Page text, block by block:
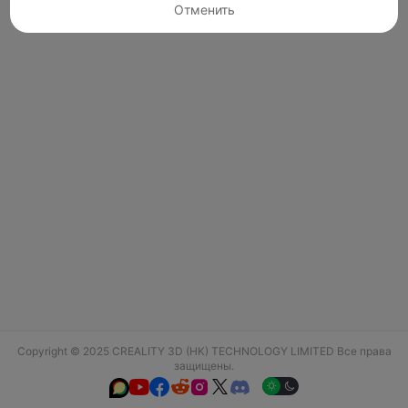
Copyright © 2025 CREALITY 3D (HK) TECHNOLOGY LIMITED Все права
защищены.
  
Отменить